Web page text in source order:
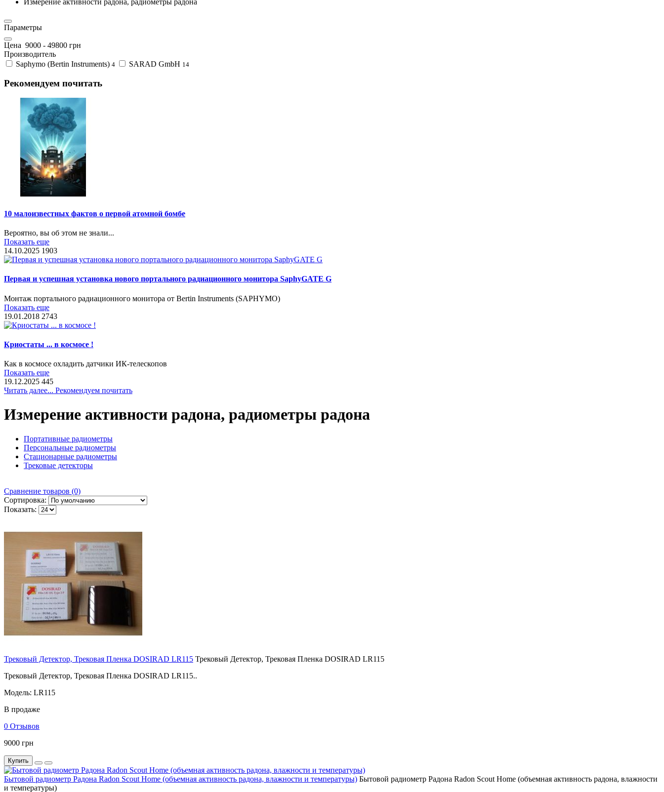
Измерение активности радона, радиометры радона
Параметры
Цена 9000 - 49800 грн
Производитель
Saphymo (Bertin Instruments) 4 SARAD GmbH 14
Рекомендуем почитать
10 малоизвестных фактов о первой атомной бомбе
Вероятно, вы об этом не знали...
Показать еще
14.10.2025 1903
Первая и успешная установка нового портального радиационного монитора SaphyGATE G
Монтаж портального радиационного монитора от Bertin Instruments (SAPHYMO)
Показать еще
19.01.2018 2743
Криостаты ... в космосе !
Как в космосе охладить датчики ИК-телескопов
Показать еще
19.12.2025 445
Читать далее... Рекомендуем почитать
Измерение активности радона, радиометры радона
Портативные радиометры
Персональные радиометры
Стационарные радиометры
Трековые детекторы
Сравнение товаров (0)
Сортировка:
Показать:
Трековый Детектор, Трековая Пленка DOSIRAD LR115 Трековый Детектор, Трековая Пленка DOSIRAD LR115
Трековый Детектор, Трековая Пленка DOSIRAD LR115..
Модель: LR115
В продаже
0 Отзывов
9000 грн
Купить
Бытовой радиометр Радона Radon Scout Home (объемная активность радона, влажности и температуры) Бытовой радиометр Радона Radon Scout Home (объемная активность радона, влажности
и температуры)